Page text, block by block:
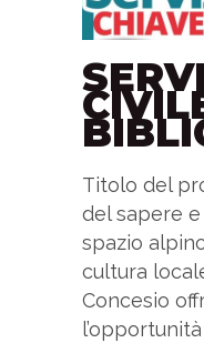
Titolo del
del sapere
spazio
cultura
Concesio